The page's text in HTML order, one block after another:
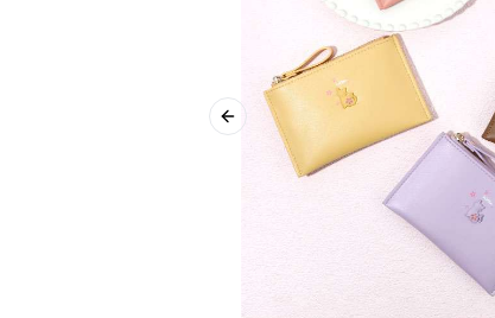
Previous slide